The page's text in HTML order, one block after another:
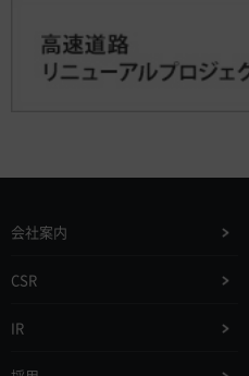
会社案内
CSR
IR